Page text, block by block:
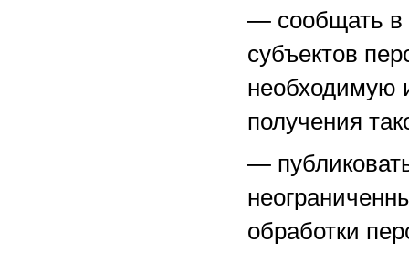
— сообщать
субъектов
необходимую
получения
—
обработки